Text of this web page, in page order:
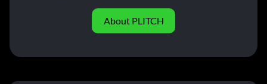
About PLITCH